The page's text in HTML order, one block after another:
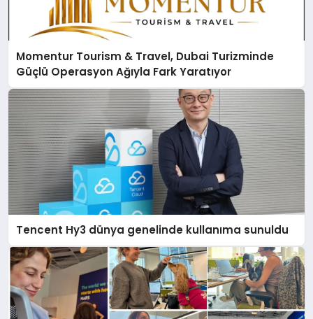
Momentur Tourism & Travel, Dubai Turizminde
Güçlü Operasyon Ağıyla Fark Yaratıyor
Tencent Hy3 dünya genelinde kullanıma sunuldu